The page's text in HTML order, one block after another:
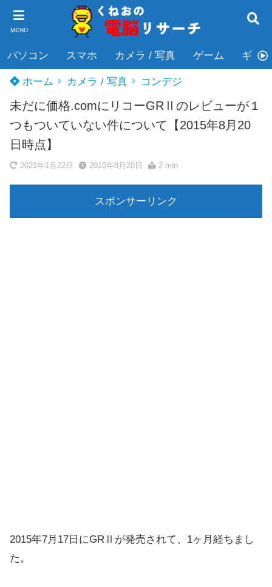
MENU
パソコン スマホ カメラ / 写真 ゲーム ギター
ホーム カメラ / 写真 コンデジ
未だに価格.comにリコーGRⅡのレビューが１
つもついていない件について【2015年8月20
日時点】
2021年1月22日 2015年8月20日 2 min
スポンサーリンク
2015年7月17日にGRⅡが発売されて、1ヶ月経ちまし
た。